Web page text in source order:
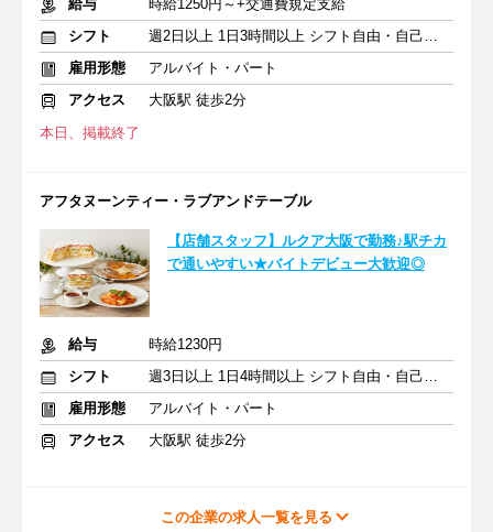
給与
時給1250円～+交通費規定支給
シフト
週2日以上 1日3時間以上 シフト自由・自己申告
雇用形態
アルバイト・パート
アクセス
大阪駅 徒歩2分
本日、掲載終了
アフタヌーンティー・ラブアンドテーブル
【店舗スタッフ】ルクア大阪で勤務♪駅チカ
で通いやすい★バイトデビュー大歓迎◎
給与
時給1230円
シフト
週3日以上 1日4時間以上 シフト自由・自己申告
雇用形態
アルバイト・パート
アクセス
大阪駅 徒歩2分
この企業の求人一覧を見る